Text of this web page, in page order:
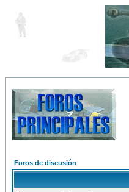
Foros de discusión